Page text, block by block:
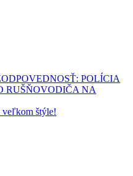
POLÍCIA
RUŠŇOVODIČA NA
veľkom štýle!